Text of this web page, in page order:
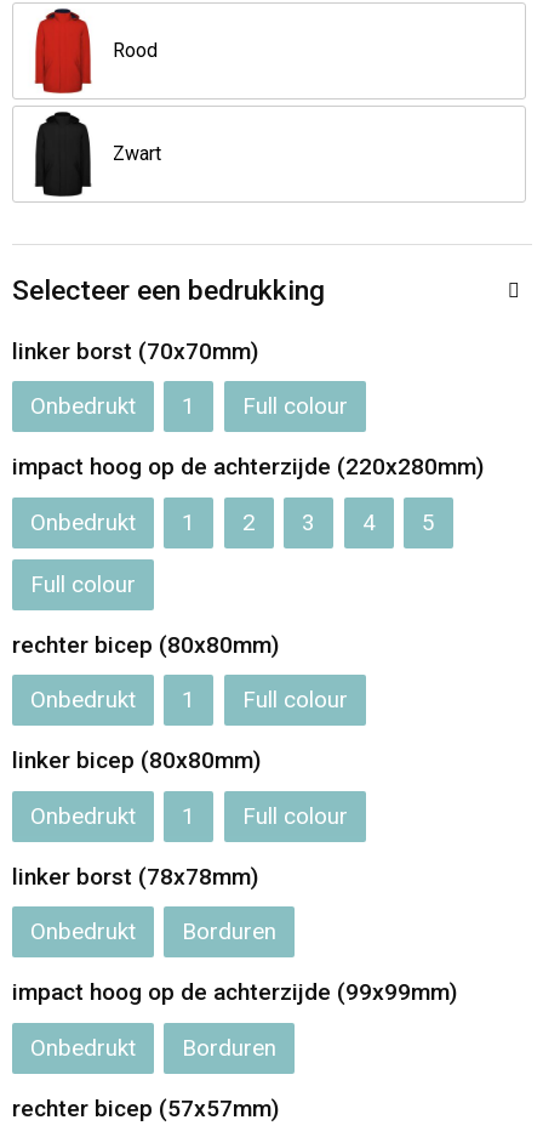
Jassen
Been- en voetbescherming
Overalls
Schorten en Sloven
Regenkleding
Hygiëne en Persoonlijke verzorging
Reistassen
Koffers en Trolleys
Sporttassen
Boodschappentassen
Papieren tassen
Tablettassen
Heuptassen
Opvouwbare tassen
Waterbestendige tassen
Bowlingtassen
Katoenen draagtassen
Rugzakken
Rood
Zwart
Selecteer een bedrukking
linker borst (70x70mm)
Onbedrukt 1 Full colour
impact hoog op de achterzijde (220x280mm)
Onbedrukt 1 2 3 4 5
Full colour
rechter bicep (80x80mm)
Onbedrukt 1 Full colour
linker bicep (80x80mm)
Onbedrukt 1 Full colour
linker borst (78x78mm)
Onbedrukt Borduren
impact hoog op de achterzijde (99x99mm)
Onbedrukt Borduren
rechter bicep (57x57mm)